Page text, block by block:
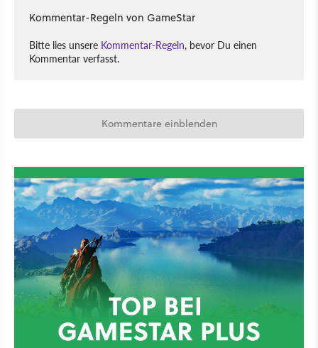
Kommentar-Regeln von GameStar
Bitte lies unsere Kommentar-Regeln, bevor Du einen
Kommentar verfasst.
Kommentare einblenden